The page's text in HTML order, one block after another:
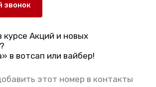
звонок
курсе Акций и новых
в вотсап или вайбер!
этот номер в контакты